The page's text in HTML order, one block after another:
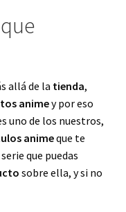
allá de la tienda,
animey por eso
uno de los nuestros,
animeque te
que puedas
sobre ella, y si no